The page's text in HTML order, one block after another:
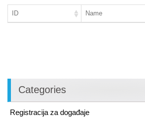
ID Name
Categories
Registracija za događaje